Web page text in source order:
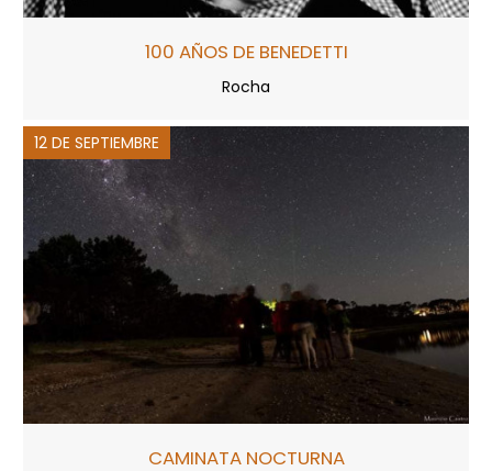
100 AÑOS DE BENEDETTI
Rocha
12 DE SEPTIEMBRE
CAMINATA NOCTURNA